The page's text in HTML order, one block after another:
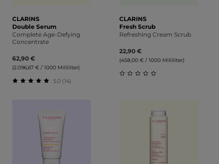
CLARINS
Double Serum
Complete Age-Defying
Concentrate
62,90 €
(2.096,67 € / 1000 Milliliter)
5.0 (14)
CLARINS
Fresh Scrub
Refreshing Cream Scrub
22,90 €
(458,00 € / 1000 Milliliter)